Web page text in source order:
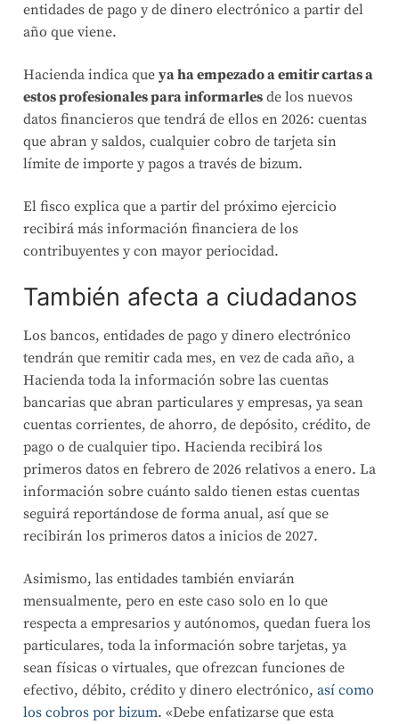
entidades de pago y de dinero electrónico a partir del
año que viene.
Hacienda indica que ya ha empezado a emitir cartas a
estos profesionales para informarles de los nuevos
datos financieros que tendrá de ellos en 2026: cuentas
que abran y saldos, cualquier cobro de tarjeta sin
límite de importe y pagos a través de bizum.
El fisco explica que a partir del próximo ejercicio
recibirá más información financiera de los
contribuyentes y con mayor periocidad.
También afecta a ciudadanos
Los bancos, entidades de pago y dinero electrónico
tendrán que remitir cada mes, en vez de cada año, a
Hacienda toda la información sobre las cuentas
bancarias que abran particulares y empresas, ya sean
cuentas corrientes, de ahorro, de depósito, crédito, de
pago o de cualquier tipo. Hacienda recibirá los
primeros datos en febrero de 2026 relativos a enero. La
información sobre cuánto saldo tienen estas cuentas
seguirá reportándose de forma anual, así que se
recibirán los primeros datos a inicios de 2027.
Asimismo, las entidades también enviarán
mensualmente, pero en este caso solo en lo que
respecta a empresarios y autónomos, quedan fuera los
particulares, toda la información sobre tarjetas, ya
sean físicas o virtuales, que ofrezcan funciones de
efectivo, débito, crédito y dinero electrónico, así como
los cobros por bizum. «Debe enfatizarse que esta